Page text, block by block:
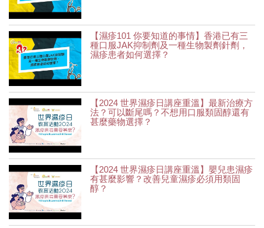
【濕疹101 你要知道的事情】香港已有三
種口服JAK抑制劑及一種生物製劑針劑，
濕疹患者如何選擇？
【2024 世界濕疹日講座重溫】最新治療方
法？可以斷尾嗎？不想用口服類固醇還有
甚麼藥物選擇？
【2024 世界濕疹日講座重溫】嬰兒患濕疹
有甚麼影響？改善兒童濕疹必須用類固
醇？